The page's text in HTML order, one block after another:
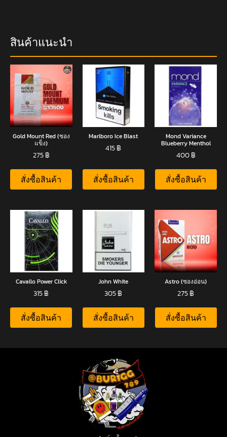
สินค้าแนะนำ
Gold Mount Red (ซอง
แข็ง)
275฿
สั่งซื้อสินค้า
Marlboro Ice Blast
415฿
สั่งซื้อสินค้า
Mond Variance
Blueberry Menthol
400฿
สั่งซื้อสินค้า
Cavallo Power Click
315฿
สั่งซื้อสินค้า
John White
305฿
สั่งซื้อสินค้า
Astro (ซองอ่อน)
275฿
สั่งซื้อสินค้า